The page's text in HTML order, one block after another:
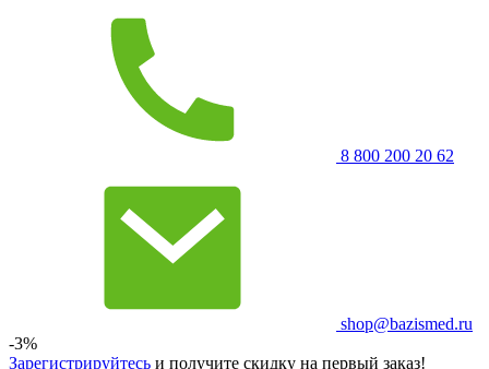
8 800 200 20 62
shop@bazismed.ru
-3%
Зарегистрируйтесь и получите скидку на первый заказ!